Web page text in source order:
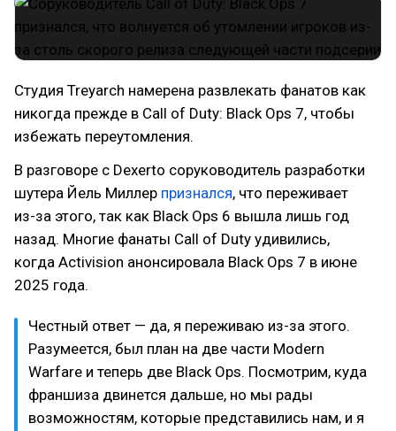
Студия Treyarch намерена развлекать фанатов как
никогда прежде в Call of Duty: Black Ops 7, чтобы
избежать переутомления.
В разговоре с Dexerto соруководитель разработки
шутера Йель Миллер признался, что переживает
из-за этого, так как Black Ops 6 вышла лишь год
назад. Многие фанаты Call of Duty удивились,
когда Activision анонсировала Black Ops 7 в июне
2025 года.
Честный ответ — да, я переживаю из-за этого.
Разумеется, был план на две части Modern
Warfare и теперь две Black Ops. Посмотрим, куда
франшиза двинется дальше, но мы рады
возможностям, которые представились нам, и я